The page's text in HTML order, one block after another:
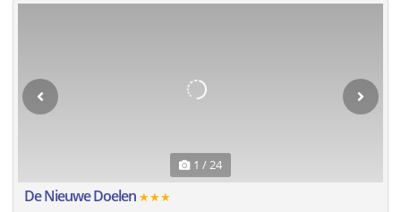
1 / 24
De Nieuwe Doelen ★★★